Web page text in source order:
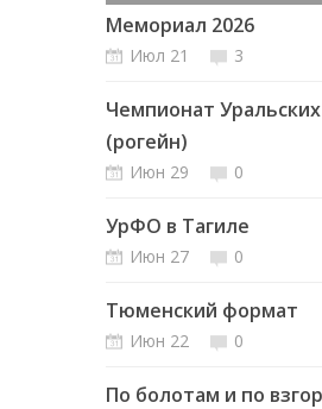
Мемориал 2026
Июл 21 3
Чемпионат Уральских
(рогейн)
Июн 29 0
УрФО в Тагиле
Июн 27 0
Тюменский формат
Июн 22 0
По болотам и по